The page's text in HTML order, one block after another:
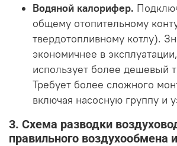
Водяной калорифер.
общему отопительному
твердотопливному котлу).
экономичнее в
использует более дешевый
Требует более сложного
включая насосную группу и
3. Схема разводки
правильного воздухообмена